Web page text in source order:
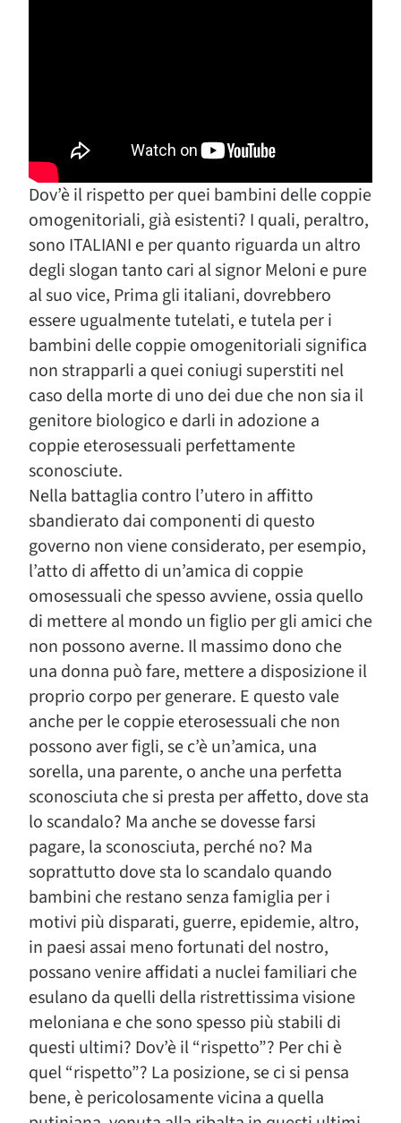
Dov’è il rispetto per quei bambini delle coppie
omogenitoriali, già esistenti? I quali, peraltro,
sono ITALIANI e per quanto riguarda un altro
degli slogan tanto cari al signor Meloni e pure
al suo vice, Prima gli italiani, dovrebbero
essere ugualmente tutelati, e tutela per i
bambini delle coppie omogenitoriali significa
non strapparli a quei coniugi superstiti nel
caso della morte di uno dei due che non sia il
genitore biologico e darli in adozione a
coppie eterosessuali perfettamente
sconosciute.
Nella battaglia contro l’utero in affitto
sbandierato dai componenti di questo
governo non viene considerato, per esempio,
l’atto di affetto di un’amica di coppie
omosessuali che spesso avviene, ossia quello
di mettere al mondo un figlio per gli amici che
non possono averne. Il massimo dono che
una donna può fare, mettere a disposizione il
proprio corpo per generare. E questo vale
anche per le coppie eterosessuali che non
possono aver figli, se c’è un’amica, una
sorella, una parente, o anche una perfetta
sconosciuta che si presta per affetto, dove sta
lo scandalo? Ma anche se dovesse farsi
pagare, la sconosciuta, perché no? Ma
soprattutto dove sta lo scandalo quando
bambini che restano senza famiglia per i
motivi più disparati, guerre, epidemie, altro,
in paesi assai meno fortunati del nostro,
possano venire affidati a nuclei familiari che
esulano da quelli della ristrettissima visione
meloniana e che sono spesso più stabili di
questi ultimi? Dov’è il “rispetto”? Per chi è
quel “rispetto”? La posizione, se ci si pensa
bene, è pericolosamente vicina a quella